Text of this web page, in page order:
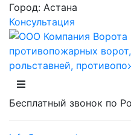
Город: Астана
Консультация
Бесплатный звонок по